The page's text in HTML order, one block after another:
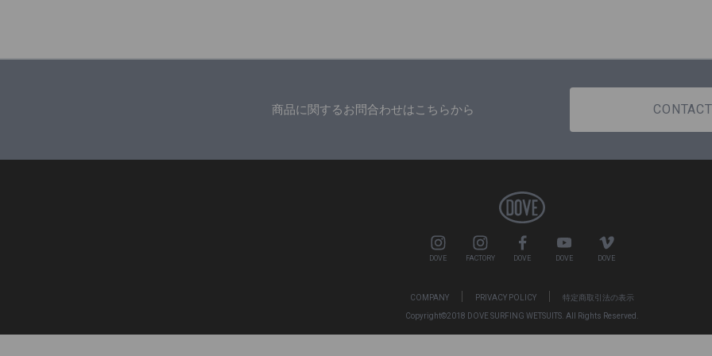
商品に関するお問合わせはこちらから
DOVE FACTORY DOVE DOVE DOVE
COMPANY PRIVACY POLICY 特定商取引法の表示
Copyright©2018 DOVE SURFING WETSUITS. All Rights Reserved.